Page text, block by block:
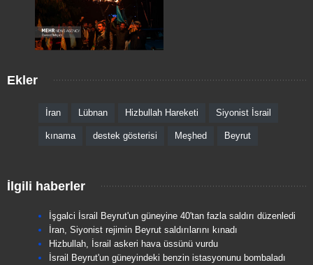
Ekler
İran Lübnan Hizbullah Hareketi Siyonist İsrail
kınama destek gösterisi Meşhed Beyrut
İlgili haberler
İşgalci İsrail Beyrut'un güneyine 40'tan fazla saldırı düzenledi
İran, Siyonist rejimin Beyrut saldırılarını kınadı
Hizbullah, İsrail askeri hava üssünü vurdu
İsrail Beyrut'un güneyindeki benzin istasyonunu bombaladı